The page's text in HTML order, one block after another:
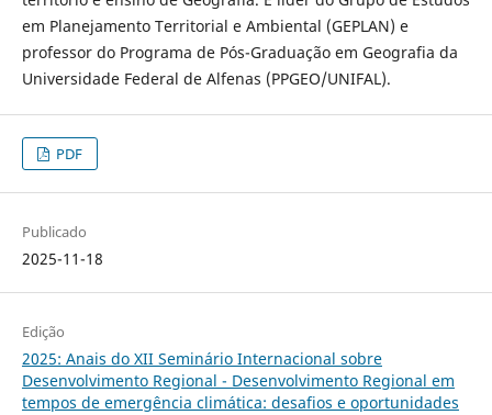
em Planejamento Territorial e Ambiental (GEPLAN) e
professor do Programa de Pós-Graduação em Geografia da
Universidade Federal de Alfenas (PPGEO/UNIFAL).
PDF
Publicado
2025-11-18
Edição
2025: Anais do XII Seminário Internacional sobre
Desenvolvimento Regional - Desenvolvimento Regional em
tempos de emergência climática: desafios e oportunidades